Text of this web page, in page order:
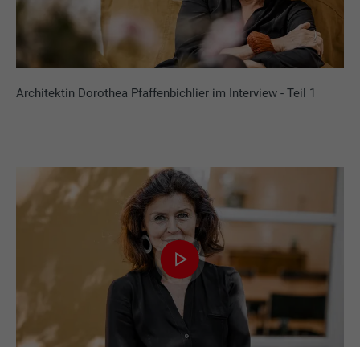
Architektin Dorothea Pfaffenbichlier im Interview - Teil 1